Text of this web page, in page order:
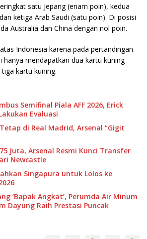
satu Jepang (enam poin), kedua
ketiga Arab Saudi (satu poin). Di posisi
Australia dan China dengan nol poin.
Indonesia karena pada pertandingan
hanya mendapatkan dua kartu kuning
kartu kuning.
Semifinal Piala AFF 2026, Erick
Evaluasi
di Real Madrid, Arsenal “Gigit
Juta, Arsenal Resmi Kunci Transfer
Newcastle
Singapura untuk Lolos ke
‘Bapak Angkat’, Perumda Air Minum
Dayung Raih Prestasi Puncak